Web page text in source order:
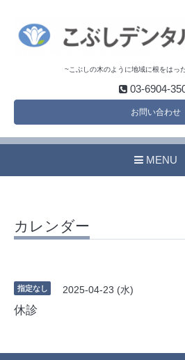
~こぶしの木のように地域に根をはっ
03-6904-
お問い合わせ
MENU
カレンダー
指定なし 2025-04-23 (水)
休診